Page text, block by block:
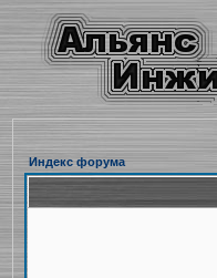
Индекс форума